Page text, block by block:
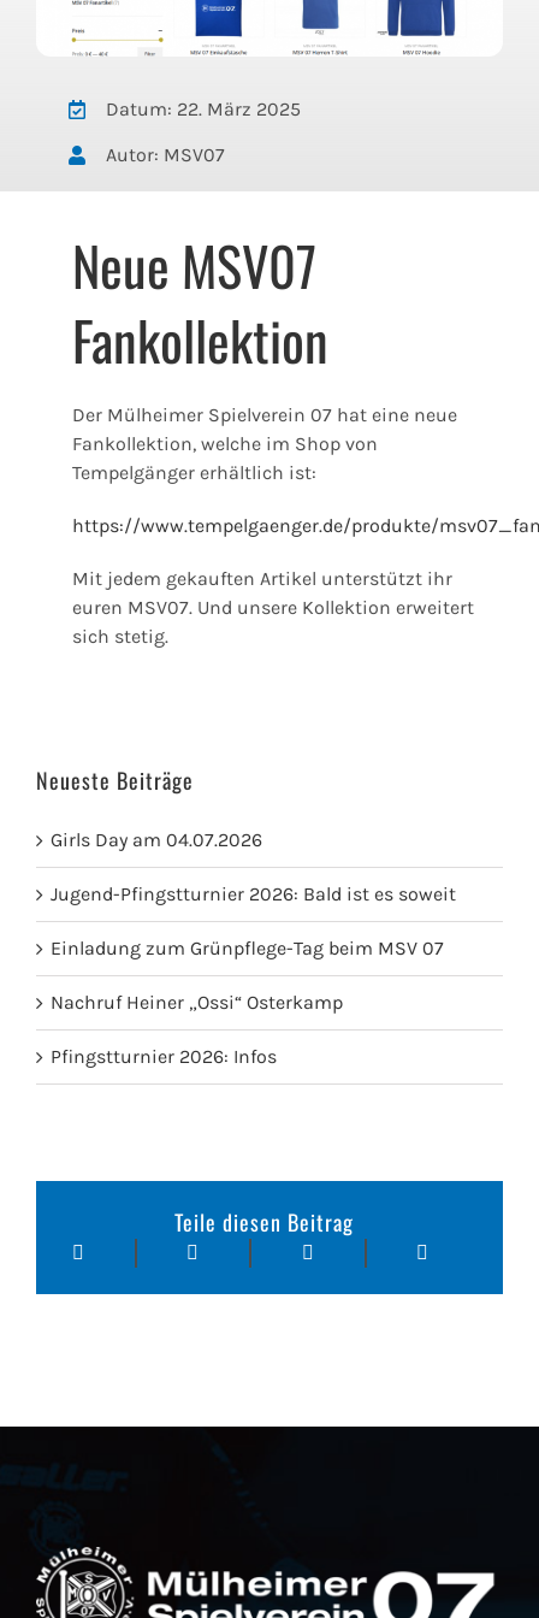
Datum: 22. März 2025
Autor: MSV07
Neue MSV07
Fankollektion
Der Mülheimer Spielverein 07 hat eine neue
Fankollektion, welche im Shop von
Tempelgänger erhältlich ist:
https://www.tempelgaenger.de/produkte/
Mit jedem gekauften Artikel unterstützt ihr
euren MSV07. Und unsere Kollektion erweitert
sich stetig.
Neueste Beiträge
Girls Day am 04.07.2026
Jugend-Pfingstturnier 2026: Bald ist es soweit
Einladung zum Grünpflege-Tag beim MSV 07
Nachruf Heiner „Ossi“ Osterkamp
Pfingstturnier 2026: Infos
Teile diesen Beitrag